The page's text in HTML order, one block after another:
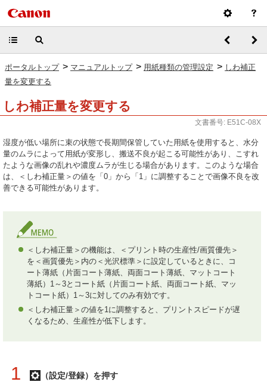
ポータルトップ > マニュアルトップ > 用紙種類の管理設定 > しわ補正
量を変更する
しわ補正量を変更する
文書番号: E51C-08X
湿度が低い場所に束の状態で長期間保管していた用紙を使用すると、水分
量のムラによって用紙が変形し、搬送不良が起こる可能性があり、こすれ
たような画像の乱れや濃度ムラが生じる場合があります。このような場合
は、＜しわ補正量＞の値を「0」から「1」に調整することで画像不良を改
善できる可能性があります。
＜しわ補正量＞の機能は、＜プリント時の生産性/画質優先＞
を＜画質優先＞内の＜光沢標準＞に設定しているときに、コ
ート薄紙（片面コート薄紙、両面コート薄紙、マットコート
薄紙）1～3とコート紙（片面コート紙、両面コート紙、マッ
トコート紙）1～3に対してのみ有効です。
＜しわ補正量＞の値を1に調整すると、プリントスピードが遅
くなるため、生産性が低下します。
1 （設定/登録）を押す